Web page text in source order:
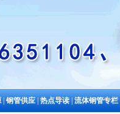
|钢管供应|热点导读|流体钢管专栏